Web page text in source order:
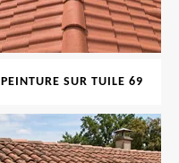
PEINTURE SUR TUILE 69